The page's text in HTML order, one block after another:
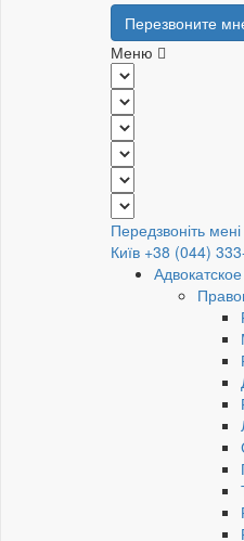
Перезвоните
Меню
Передзвоніть мені
Київ +38 (044)